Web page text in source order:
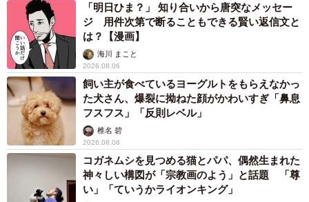
「明日ひま？」 知り合いから唐突なメッセー
ジ 用件次第で断ることもできる賢い返信文と
は？【漫画】
海川 まこと
2026.08.06
飼い主が食べているヨーグルトをもらえなかっ
た犬さん、爆裂に拗ねた顔がかわいすぎ「鼻息
フスフス」「反則レベル」
椎名 碧
2026.08.06
コガネムシを見つめる猫とパパ、偶然生まれた
神々しい構図が「宗教画のよう」と話題 「尊
い」「ていうかライオンキング」